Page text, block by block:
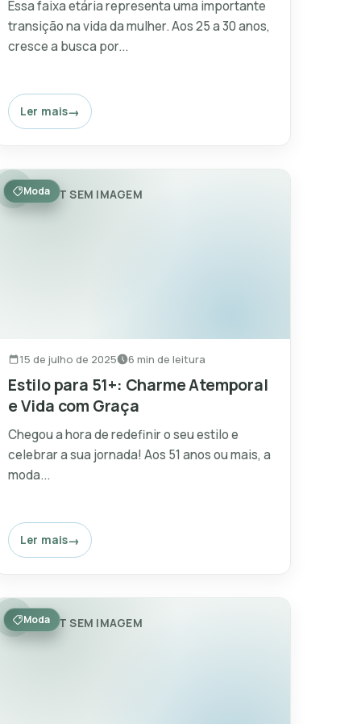
Essa faixa etária representa uma importante
transição na vida da mulher. Aos 25 a 30 anos,
cresce a busca por...
Ler mais
POST SEM IMAGEM
Moda
15 de julho de 2025 6 min de leitura
Estilo para 51+: Charme Atemporal
e Vida com Graça
Chegou a hora de redefinir o seu estilo e
celebrar a sua jornada! Aos 51 anos ou mais, a
moda...
Ler mais
POST SEM IMAGEM
Moda